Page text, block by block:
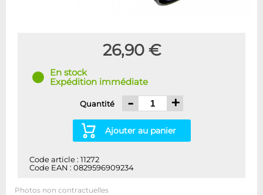
26,90 €
En stock
Expédition immédiate
Quantité - +
Ajouter au panier
Code article : 11272
Code EAN : 0829596909234
Photos non contractuelles